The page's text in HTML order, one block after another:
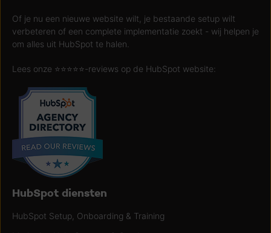
Of je nu een nieuwe website wilt, je bestaande setup wilt
verbeteren of een complete implementatie zoekt - wij helpen je
om alles uit HubSpot te halen.
Lees onze ⭐️⭐️⭐️⭐️⭐️-reviews op de HubSpot website:
HubSpot diensten
HubSpot Setup, Onboarding & Training